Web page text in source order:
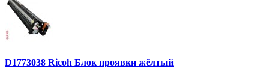
D1773038 Ricoh Блок проявки жёлтый